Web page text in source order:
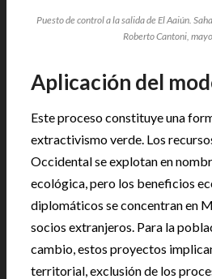
Puesto de control a la salida de El Aaiún.
Roberto Cantoni,
Aplicación del
Este proceso constituye una
extractivismo verde. Los
Occidental se explotan en
ecológica, pero los beneficios
diplomáticos se concentran en
socios extranjeros. Para la
cambio, estos proyectos
territorial, exclusión de los